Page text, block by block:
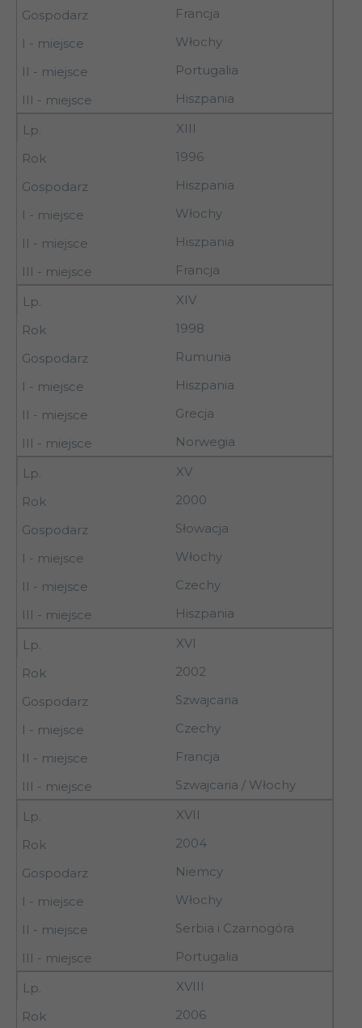
Francja
Włochy
Portugalia
Hiszpania
XIII
1996
Hiszpania
Włochy
Hiszpania
Francja
XIV
1998
Rumunia
Hiszpania
Grecja
Norwegia
XV
2000
Słowacja
Włochy
Czechy
Hiszpania
XVI
2002
Szwajcaria
Czechy
Francja
Szwajcaria / Włochy
XVII
2004
Niemcy
Włochy
Serbia i Czarnogóra
Portugalia
XVIII
2006